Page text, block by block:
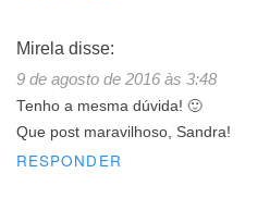
Mirela disse:
9 de agosto de 2016 às 3:48
Tenho a mesma dúvida! 🙂
Que post maravilhoso, Sandra!
RESPONDER